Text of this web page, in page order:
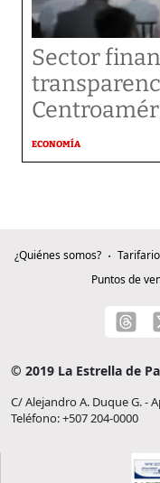
Sector
ECONOMÍA
¿Quiénes somos? Tarifario
Puntos de
© 2019 La Estrella de
C/ Alejandro A. Duque G. -
Teléfono: +507 204-0000